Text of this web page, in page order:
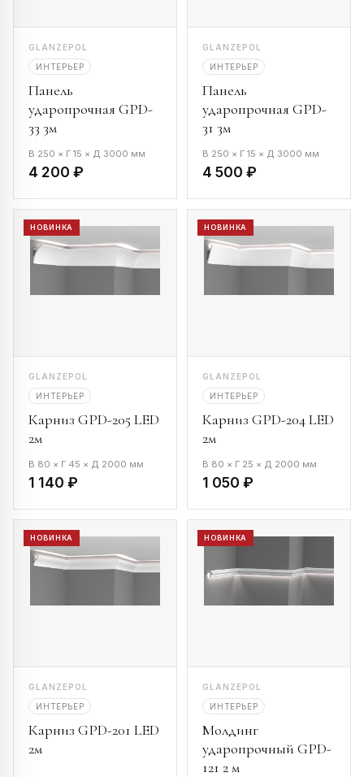
GLANZEPOL
ИНТЕРЬЕР
Панель
ударопрочная GPD-
33 3м
В 250 × Г 15 × Д 3000 мм
4 200 ₽
GLANZEPOL
ИНТЕРЬЕР
Панель
ударопрочная GPD-
31 3м
В 250 × Г 15 × Д 3000 мм
4 500 ₽
НОВИНКА
GLANZEPOL
ИНТЕРЬЕР
Карниз GPD-205 LED
2м
В 80 × Г 45 × Д 2000 мм
1 140 ₽
НОВИНКА
GLANZEPOL
ИНТЕРЬЕР
Карниз GPD-204 LED
2м
В 80 × Г 25 × Д 2000 мм
1 050 ₽
НОВИНКА
GLANZEPOL
ИНТЕРЬЕР
Карниз GPD-201 LED
2м
НОВИНКА
GLANZEPOL
ИНТЕРЬЕР
Молдинг
ударопрочный GPD-
121 2 м